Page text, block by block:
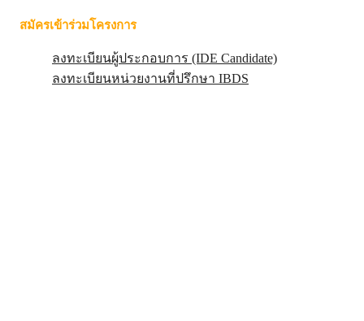
สมัครเข้าร่วมโครงการ
ลงทะเบียนผู้ประกอบการ (IDE Candidate)
ลงทะเบียนหน่วยงานที่ปรึกษา IBDS